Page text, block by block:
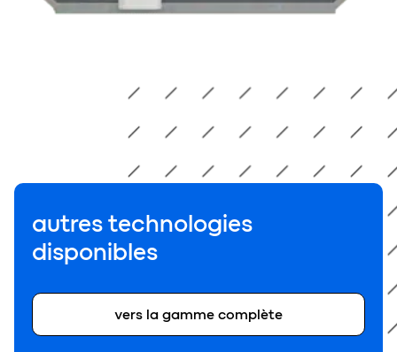
autres technologies
disponibles
vers la gamme complète